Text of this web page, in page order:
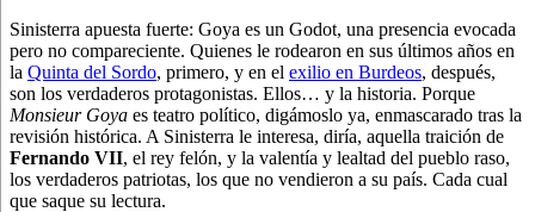
Sinisterra apuesta fuerte: Goya es un Godot, una presencia evocada
pero no compareciente. Quienes le rodearon en sus últimos años en
la Quinta del Sordo, primero, y en el exilio en Burdeos, después,
son los verdaderos protagonistas. Ellos… y la historia. Porque
Monsieur Goya es teatro político, digámoslo ya, enmascarado tras la
revisión histórica. A Sinisterra le interesa, diría, aquella traición de
Fernando VII, el rey felón, y la valentía y lealtad del pueblo raso,
los verdaderos patriotas, los que no vendieron a su país. Cada cual
que saque su lectura.